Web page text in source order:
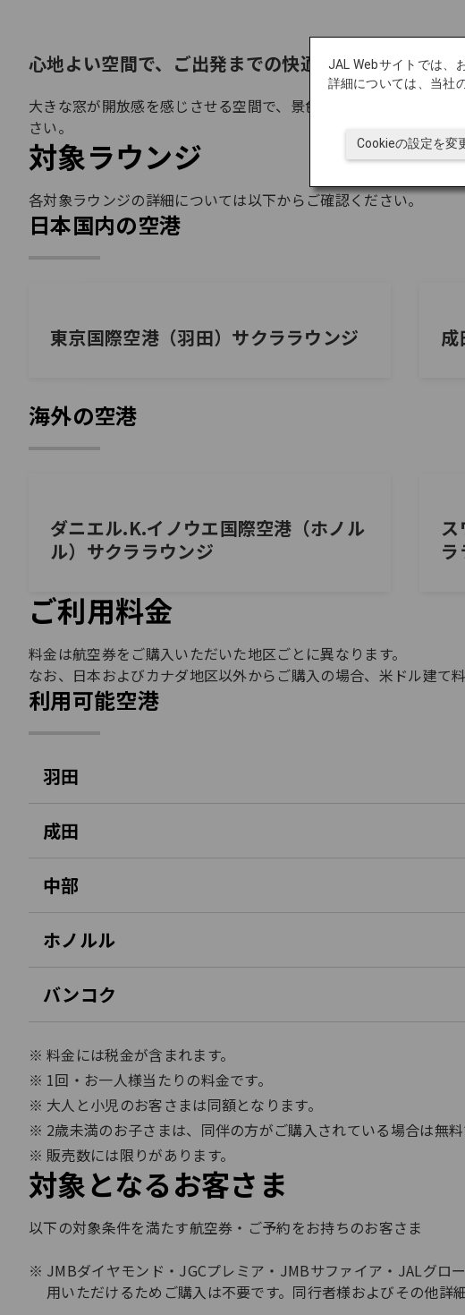
心地よい空間で、ご出発までの快適なひとときを
大きな窓が開放感を感じさせる空間で、景色を望みながらごゆっく
さい。
対象ラウンジ
各対象ラウンジの詳細については以下からご確認ください。
日本国内の空港
東京国際空港（羽田）サクララウンジ 成
海外の空港
ダニエル.K.イノウエ国際空港（ホノル
ル）サクララウンジ
ご利用料金
料金は航空券をご購入いただいた地区ごとに異なります。
なお、日本およびカナダ地区以外からご購入の場合、米ドル建て
利用可能空港
羽田
成田
中部
ホノルル
バンコク
料金には税金が含まれます。
1回・お一人様当たりの料金です。
大人と小児のお客さまは同額となります。​
2歳未満のお子さまは、同伴の方がご購入されている場合は無料
販売数には限りがあります。
対象となるお客さま
以下の対象条件を満たす航空券・ご予約をお持ちのお客さま​
JMBダイヤモンド・JGCプレミア・JMBサファイア・JALグロ
用いただけるためご購入は不要です。同行者様およびその他詳
JAL Webサイトでは、
詳細については、当社
Cookieの設定を変